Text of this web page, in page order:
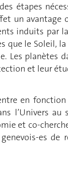
étapes
un avantage
induits par
que le Soleil,
Les planètes
et leur
en
l’Univers au
et co-
es de